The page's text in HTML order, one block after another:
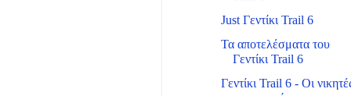
Just Γεντίκι Trail 6
Τα αποτελέσματα του
Γεντίκι Trail 6
Γεντίκι Trail 6 - Οι